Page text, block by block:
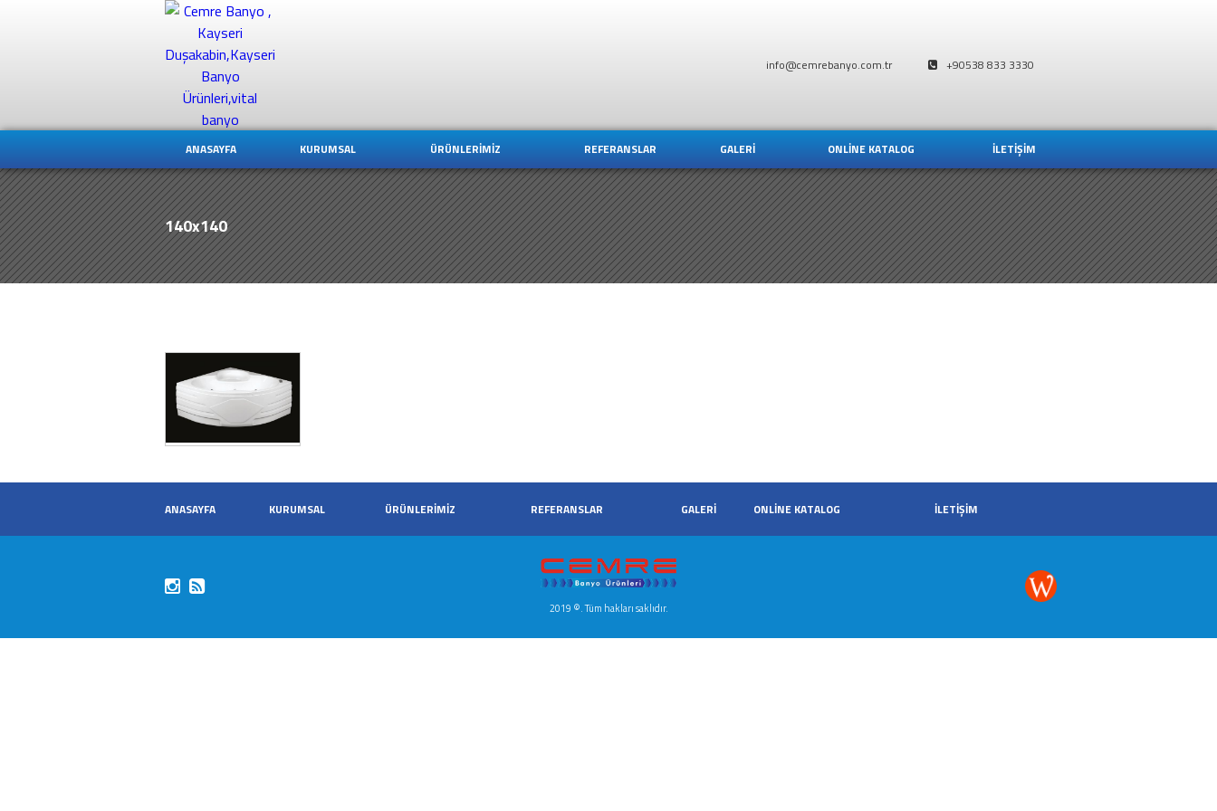
+90538 833 3330
info@cemrebanyo.com.tr
ANASAYFA KURUMSAL ÜRÜNLERİMİZ REFERANSLAR GALERİ ONLİNE KATALOG İLETİŞİM
140x140
ANASAYFA KURUMSAL ÜRÜNLERİMİZ REFERANSLAR GALERİ ONLİNE KATALOG İLETİŞİM
2019 ©. Tüm hakları saklıdır.